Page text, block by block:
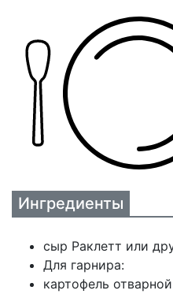
Ингредиенты
сыр Раклетт или
Для гарнира:
картофель отварной